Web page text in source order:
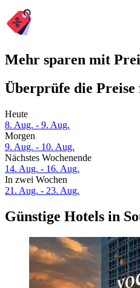
Mehr sparen mit
Überprüfe die Preise
Heute
8. Aug. - 9. Aug.
Morgen
9. Aug. - 10. Aug.
Nächstes Wochenende
14. Aug. - 16. Aug.
In zwei Wochen
21. Aug. - 23. Aug.
Günstige Hotels in